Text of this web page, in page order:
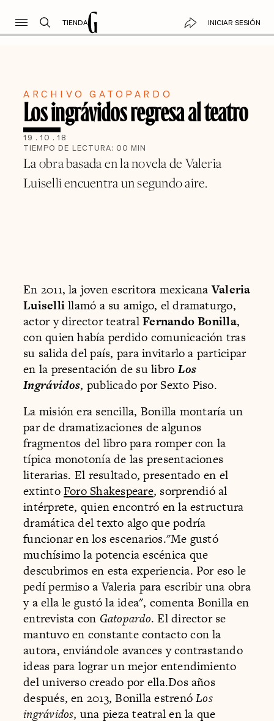
TIENDA INICIAR SESIÓN
ARCHIVO GATOPARDO
Los ingrávidos regresa al teatro
19 . 10 . 18
TIEMPO DE LECTURA: 00 MIN
La obra basada en la novela de Valeria
Luiselli encuentra un segundo aire.
En 2011, la joven escritora mexicanaValeria
Luisellillamó a su amigo, el dramaturgo,
actor y director teatralFernando Bonilla,
con quien había perdido comunicación tras
su salida del país, para invitarlo a participar
en la presentación de su libro Los
Ingrávidos, publicado por Sexto Piso.
La misión era sencilla, Bonilla montaría un
par de dramatizaciones de algunos
fragmentos del libro para romper con la
típica monotonía de las presentaciones
literarias. El resultado, presentado en el
extintoForo Shakespeare, sorprendió al
intérprete, quien encontró en la estructura
dramática del texto algo que podría
funcionar en los escenarios."Me gustó
muchísimo la potencia escénica que
descubrimos en esta experiencia. Por eso le
pedí permiso a Valeria para escribir una obra
y a ella le gustó la idea", comenta Bonilla en
entrevista con Gatopardo. El director se
mantuvo en constante contacto con la
autora, enviándole avances y contrastando
ideas para lograr un mejor entendimiento
del universo creado por ella.Dos años
después, en 2013, Bonilla estrenóLos
ingrávidos, una pieza teatral en la que